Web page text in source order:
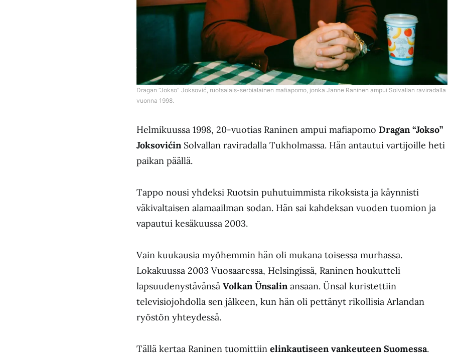
Dragan “Jokso” Joksović, ruotsalais-serbialainen mafiapomo, jonka Janne Raninen ampui Solvallan raviradalla
vuonna 1998.
Helmikuussa 1998, 20-vuotias Raninen ampui mafiapomo Dragan “Jokso”
JoksovićinSolvallan raviradalla Tukholmassa. Hän antautui vartijoille heti
paikan päällä.
Tappo nousi yhdeksi Ruotsin puhutuimmista rikoksista ja käynnisti
väkivaltaisen alamaailman sodan. Hän sai kahdeksan vuoden tuomion ja
vapautui kesäkuussa 2003.
Vain kuukausia myöhemmin hän oli mukana toisessa murhassa.
Lokakuussa 2003 Vuosaaressa, Helsingissä, Raninen houkutteli
lapsuudenystävänsä Volkan Ünsalinansaan. Ünsal kuristettiin
televisiojohdolla sen jälkeen, kun hän oli pettänyt rikollisia Arlandan
ryöstön yhteydessä.
Tällä kertaa Raninen tuomittiin elinkautiseen vankeuteen Suomessa.